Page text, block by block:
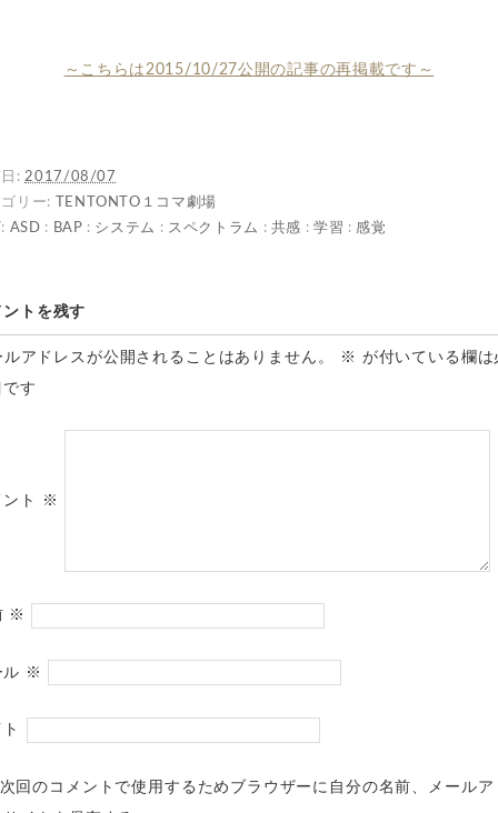
～こちらは2015/10/27公開の記事の再掲載です～
: 2017/08/07
リー:
TENTONTO１コマ劇場
ASD : BAP : システム : スペクトラム : 共感 :学習 : 感覚
ントを残す
ルアドレスが公開されることはありません。 ※ が付いている欄は
す
ント ※
※
ル ※
次回のコメントで使用するためブラウザーに自分の名前、メールア